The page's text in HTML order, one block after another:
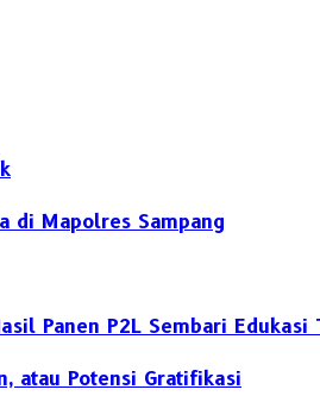
di Mapolres Sampang
Panen P2L Sembari
atau Potensi Gratifikasi